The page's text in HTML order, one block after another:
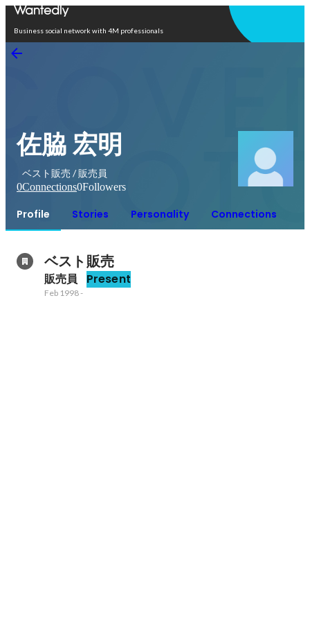
Business social network with 4M professionals
佐脇 宏明
ベスト販売 / 販売員
0Connections0Followers
Profile Stories Personality Connections
ベスト販売
販売員 Present
Feb 1998-